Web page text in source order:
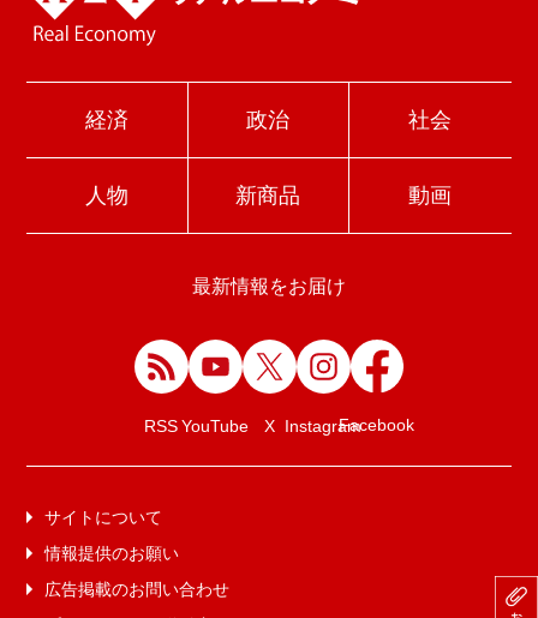
経済 政治 社会
人物 新商品 動画
最新情報をお届け
RSSYouTube X InstagramFacebook
サイトについて
情報提供のお願い
広告掲載のお問い合わせ